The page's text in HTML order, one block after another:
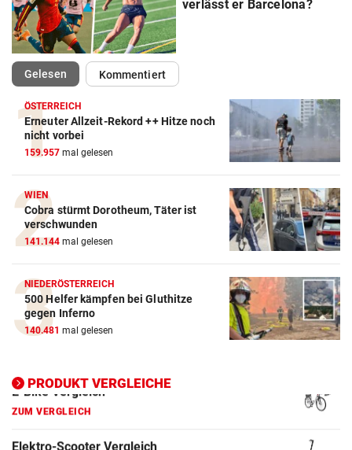
verlässt er Barcelona?
Gelesen(ausgewählt)Kommentiert
ÖSTERREICH
Erneuter Allzeit-Rekord ++ Hitze noch
nicht vorbei
159.957 mal gelesen
WIEN
Cobra stürmt Dorotheum, Täter ist
verschwunden
141.144 mal gelesen
NIEDERÖSTERREICH
500 Helfer kämpfen bei Gluthitze
gegen Inferno
140.481 mal gelesen
PRODUKT VERGLEICHE
Action-Cam Vergleich
ZUM VERGLEICH
Crosstrainer Vergleich
ZUM VERGLEICH
E-Bike Vergleich
ZUM VERGLEICH
Elektro-Scooter Vergleich
ZUM VERGLEICH
ZUM VERGLEICH
Fahrrad Test